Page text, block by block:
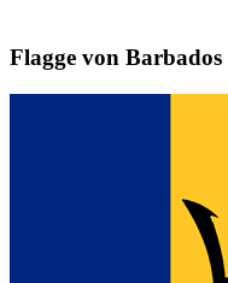
Flagge von Barbados